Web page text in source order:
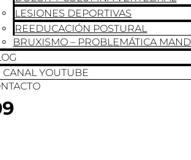
LESIONES DEPORTIVAS
REEDUCACIÓN POSTURAL
BRUXISMO – PROBLEMÁTICA
CANAL YOUTUBE